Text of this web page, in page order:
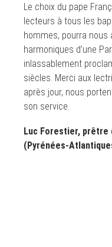
Le choix du pape
lecteurs à tous les
hommes, pourra nous
harmoniques d’une
inlassablement
siècles. Merci aux
après jour, nous
son service.
Luc Forestier, prêtre
(Pyrénées-